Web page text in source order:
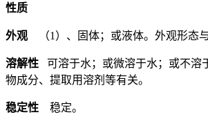
性质
外观 （1）、固体；或液体。外观形态
溶解性 可溶于水；或微溶于水；或不溶
物成分、提取用溶剂等有关。
稳定性 稳定。